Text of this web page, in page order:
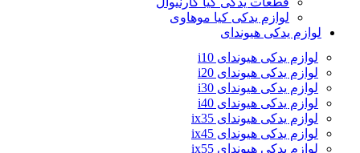
لوازم یدکی کیا موهاوی
لوازم یدکی هیوندای
لوازم یدکی هیوندای i10
لوازم یدکی هیوندای i20
لوازم یدکی هیوندای i30
لوازم یدکی هیوندای i40
لوازم یدکی هیوندای ix35
لوازم یدکی هیوندای ix45
لوازم یدکی هیوندای ix55